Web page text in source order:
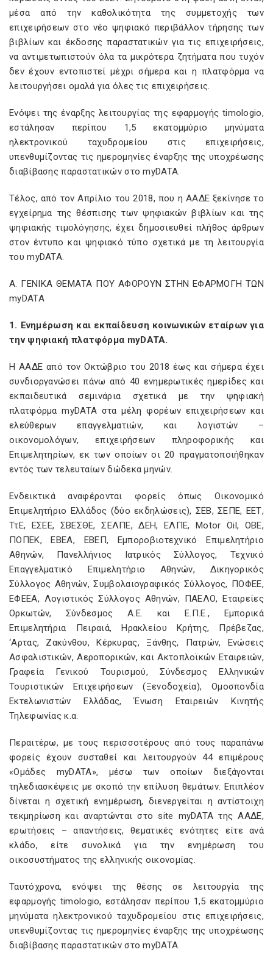
μέσα από την καθολικότητα της συμμετοχής των
επιχειρήσεων στο νέο ψηφιακό περιβάλλον τήρησης των
βιβλίων και έκδοσης παραστατικών για τις επιχειρήσεις,
να αντιμετωπιστούν όλα τα μικρότερα ζητήματα που τυχόν
δεν έχουν εντοπιστεί μέχρι σήμερα και η πλατφόρμα να
λειτουργήσει ομαλά για όλες τις επιχειρήσεις.
Ενόψει της έναρξης λειτουργίας της εφαρμογής timologio,
εστάλησαν περίπου 1,5 εκατομμύριο μηνύματα
ηλεκτρονικού ταχυδρομείου στις επιχειρήσεις,
υπενθυμίζοντας τις ημερομηνίες έναρξης της υποχρέωσης
διαβίβασης παραστατικών στο myDATA.
Τέλος, από τον Απρίλιο του 2018, που η ΑΑΔΕ ξεκίνησε το
εγχείρημα της θέσπισης των ψηφιακών βιβλίων και της
ψηφιακής τιμολόγησης, έχει δημοσιευθεί πλήθος άρθρων
στον έντυπο και ψηφιακό τύπο σχετικά με τη λειτουργία
του myDATA.
Α. ΓΕΝΙΚΑ ΘΕΜΑΤΑ ΠΟΥ ΑΦΟΡΟΥΝ ΣΤΗΝ ΕΦΑΡΜΟΓΗ ΤΩΝ
myDATA
1. Ενημέρωση και εκπαίδευση κοινωνικών εταίρων για
την ψηφιακή πλατφόρμα myDATA.
Η ΑΑΔΕ από τον Οκτώβριο του 2018 έως και σήμερα έχει
συνδιοργανώσει πάνω από 40 ενημερωτικές ημερίδες και
εκπαιδευτικά σεμινάρια σχετικά με την ψηφιακή
πλατφόρμα myDATA στα μέλη φορέων επιχειρήσεων και
ελεύθερων επαγγελματιών, και λογιστών –
οικονομολόγων, επιχειρήσεων πληροφορικής και
Επιμελητηρίων, εκ των οποίων οι 20 πραγματοποιήθηκαν
εντός των τελευταίων δώδεκα μηνών.
Ενδεικτικά αναφέρονται φορείς όπως Οικονομικό
Επιμελητήριο Ελλάδος (δύο εκδηλώσεις), ΣΕΒ, ΣΕΠΕ, ΕΕΤ,
ΤτΕ, ΕΣΕΕ, ΣΒΕΣΘΕ, ΣΕΛΠΕ, ΔΕΗ, ΕΛΠΕ, Motor Oil, ΟΒΕ,
ΠΟΠΕΚ, ΕΒΕΑ, ΕΒΕΠ, Εμποροβιοτεχνικό Επιμελητήριο
Αθηνών, Πανελλήνιος Ιατρικός Σύλλογος, Τεχνικό
Επαγγελματικό Επιμελητήριο Αθηνών, Δικηγορικός
Σύλλογος Αθηνών, Συμβολαιογραφικός Σύλλογος, ΠΟΦΕΕ,
ΕΦΕΕΑ, Λογιστικός Σύλλογος Αθηνών, ΠΑΕΛΟ, Εταιρείες
Ορκωτών, Σύνδεσμος Α.Ε. και Ε.Π.Ε., Εμπορικά
Επιμελητήρια Πειραιά, Ηρακλείου Κρήτης, Πρέβεζας,
‘Αρτας, Ζακύνθου, Κέρκυρας, Ξάνθης, Πατρών, Ενώσεις
Ασφαλιστικών, Αεροπορικών, και Ακτοπλοϊκών Εταιρειών,
Γραφεία Γενικού Τουρισμού, Σύνδεσμος Ελληνικών
Τουριστικών Επιχειρήσεων (Ξενοδοχεία), Ομοσπονδία
Εκτελωνιστών Ελλάδας, Ένωση Εταιρειών Κινητής
Τηλεφωνίας κ.α.
Περαιτέρω, με τους περισσοτέρους από τους παραπάνω
φορείς έχουν συσταθεί και λειτουργούν 44 επιμέρους
«Ομάδες myDATA», μέσω των οποίων διεξάγονται
τηλεδιασκέψεις με σκοπό την επίλυση θεμάτων. Επιπλέον
δίνεται η σχετική ενημέρωση, διενεργείται η αντίστοιχη
τεκμηρίωση και αναρτώνται στο site myDATA της ΑΑΔΕ,
ερωτήσεις – απαντήσεις, θεματικές ενότητες είτε ανά
κλάδο, είτε συνολικά για την ενημέρωση του
οικοσυστήματος της ελληνικής οικονομίας.
Ταυτόχρονα, ενόψει της θέσης σε λειτουργία της
εφαρμογής timologio, εστάλησαν περίπου 1,5 εκατομμύριο
μηνύματα ηλεκτρονικού ταχυδρομείου στις επιχειρήσεις,
υπενθυμίζοντας τις ημερομηνίες έναρξης της υποχρέωσης
διαβίβασης παραστατικών στο myDATA.